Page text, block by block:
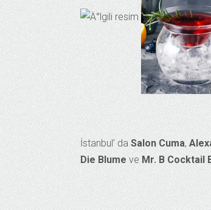
İstanbul’ da Salon Cuma,
Die Blume ve Mr. B Cocktail